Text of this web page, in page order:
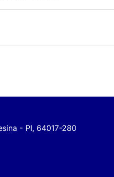
- PI, 64017-280